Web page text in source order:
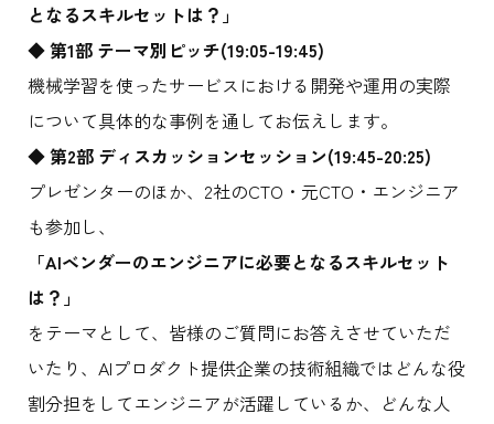
となるスキルセットは？」
◆ 第1部 テーマ別ピッチ(19:05-19:45)
機械学習を使ったサービスにおける開発や運用の実際
について具体的な事例を通してお伝えします。
◆ 第2部 ディスカッションセッション(19:45-20:25)
プレゼンターのほか、2社のCTO・元CTO・エンジニア
も参加し、
「AIベンダーのエンジニアに必要となるスキルセット
は？」
をテーマとして、皆様のご質問にお答えさせていただ
いたり、AIプロダクト提供企業の技術組織ではどんな役
割分担をしてエンジニアが活躍しているか、どんな人